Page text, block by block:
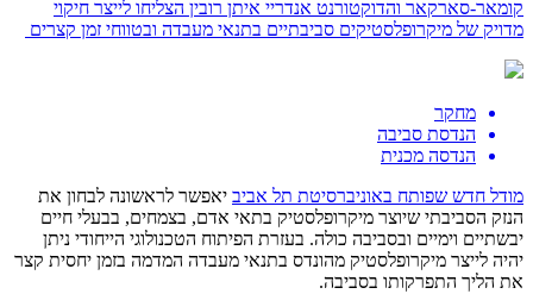
קומאר-סארקאר והדוקטורנט אנדריי איתן רובין הצליחו לייצר חיקוי
מדויק של מיקרופלסטיקים סביבתיים בתנאי מעבדה ובטווחי זמן קצרים
מחקר
הנדסת סביבה
הנדסה מכנית
מודל חדש שפותח באוניברסיטת תל אביב יאפשר לראשונה לבחון את
הנזק הסביבתי שיוצר מיקרופלסטיק בתאי אדם, בצמחים, בבעלי חיים
יבשתיים וימיים ובסביבה כולה. בעזרת הפיתוח הטכנולוגי הייחודי ניתן
יהיה לייצר מיקרופלסטיק מהונדס בתנאי מעבדה המדמה בזמן יחסית קצר
את הליך התפרקותו בסביבה.